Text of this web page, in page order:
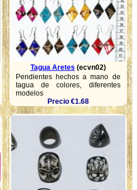
Tagua Aretes (ecvn02)
Pendientes hechos a mano de
tagua de colores, diferentes
modelos
Precio €1.68